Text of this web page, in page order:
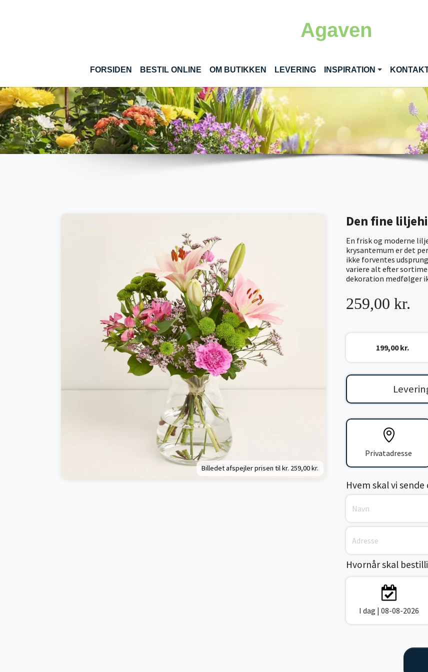
Agaven
FORSIDEN BESTIL ONLINE(CURRENT)
OM BUTIKKEN LEVERING INSPIRATION
Billedet afspejler prisen til kr. 259,00 kr.
Den fine
En frisk og moderne
krysantemum er det
ikke forventes
variere alt efter
dekoration medfølger
259,00 kr.
199,00 kr.
Privatadresse
Hvem skal vi
Hvornår skal
I dag | 08-08-2026